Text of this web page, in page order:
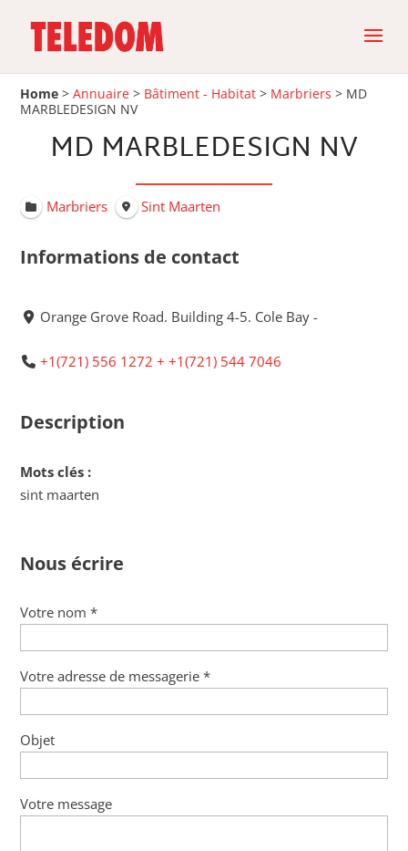
Home >Annuaire > Bâtiment - Habitat > Marbriers > MD
MARBLEDESIGN NV
MD MARBLEDESIGN NV
Marbriers Sint Maarten
Informations de contact
Orange Grove Road. Building 4-5. Cole Bay -
+1(721) 556 1272 + +1(721) 544 7046
Description
Mots clés :
sint maarten
Nous écrire
Votre nom *
Votre adresse de messagerie *
Objet
Votre message